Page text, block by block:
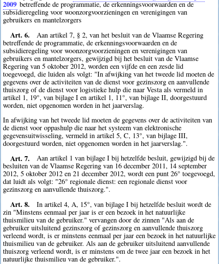
2009 betreffende de programmatie, de erkenningsvoorwaarden en de
subsidieregeling voor woonzorgvoorzieningen en verenigingen van
gebruikers en mantelzorgers
Art. 6.
Aan artikel 7, § 2, van het besluit van de Vlaamse Regering
betreffende de programmatie, de erkenningsvoorwaarden en de
subsidieregeling voor woonzorgvoorzieningen en verenigingen van
gebruikers en mantelzorgers, gewijzigd bij het besluit van de Vlaamse
Regering van 5 oktober 2012, worden een vijfde en een zesde lid
toegevoegd, die luiden als volgt: "In afwijking van het tweede lid moeten de
gegevens over de activiteiten van de dienst voor gezinszorg en aanvullende
thuiszorg of de dienst voor logistieke hulp die naar Vesta als vermeld in
artikel 1, 19°, van bijlage I en artikel 1, 11°, van bijlage II, doorgestuurd
worden, niet opgenomen worden in het jaarverslag.
In afwijking van het tweede lid moeten de gegevens over de activiteiten van
de dienst voor oppashulp die naar het systeem van elektronische
gegevensuitwisseling, vermeld in artikel 5, C, 13°, van bijlage III,
doorgestuurd worden, niet opgenomen worden in het jaarverslag.".
Art. 7.
Aan artikel 1 van bijlage I bij hetzelfde besluit, gewijzigd bij de
besluiten van de Vlaamse Regering van 16 december 2011, 14 september
2012, 5 oktober 2012 en 21 december 2012, wordt een punt 26° toegevoegd,
dat luidt als volgt: "26° regionale dienst: een regionale dienst voor
gezinszorg en aanvullende thuiszorg.".
Art. 8.
In artikel 4, A, 15°, van bijlage I bij hetzelfde besluit wordt de
zin "Minstens eenmaal per jaar is er een bezoek in het natuurlijke
thuismilieu van de gebruiker." vervangen door de zinnen "Als aan de
gebruiker uitsluitend gezinszorg of gezinszorg en aanvullende thuiszorg
verleend wordt, is er minstens eenmaal per jaar een bezoek in het natuurlijke
thuismilieu van de gebruiker. Als aan de gebruiker uitsluitend aanvullende
thuiszorg verleend wordt, is er minstens om de twee jaar een bezoek in het
natuurlijke thuismilieu van de gebruiker.".